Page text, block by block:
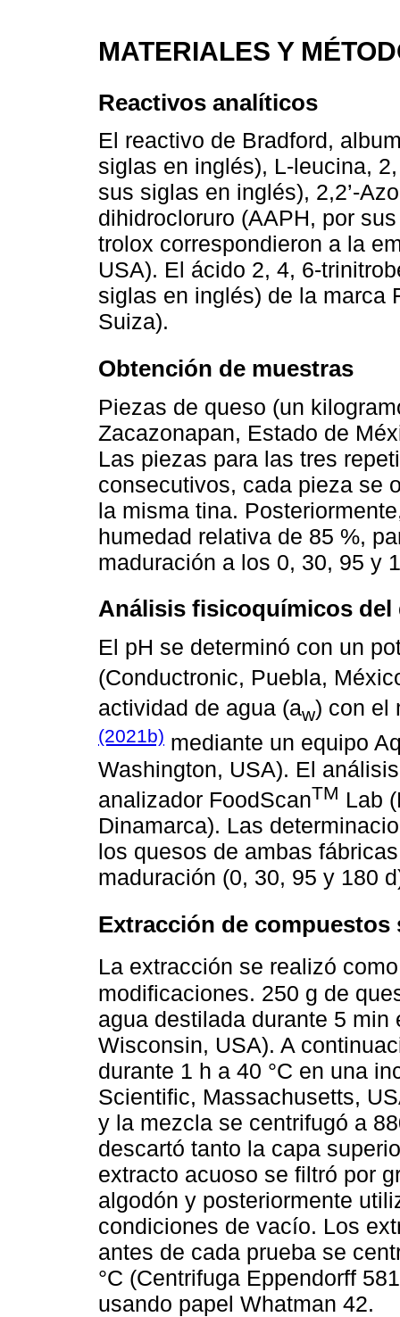
MATERIALES Y
Reactivos analíticos
El reactivo de Bradford,
siglas en inglés), L-leucina,
sus siglas en inglés), 2,2’-
dihidrocloruro (AAPH, por
trolox correspondieron a la
USA). El ácido 2, 4, 6-
siglas en inglés) de la marca
Suiza).
Obtención de muestras
Piezas de queso (un
Zacazonapan, Estado de
Las piezas para las tres
consecutivos, cada pieza se
la misma tina.
humedad relativa de 85 %,
maduración a los 0, 30, 95 y
Análisis fisicoquímicos del
El pH se determinó con un
(Conductronic, Puebla,
actividad de agua (aw) con el
(2021b) mediante un equipo
Washington, USA). El
analizador FoodScanTM Lab
Dinamarca). Las
los quesos de ambas
maduración (0, 30, 95 y 180
Extracción de compuestos
La extracción se realizó
modificaciones. 250 g de
agua destilada durante 5
Wisconsin, USA). A
durante 1 h a 40 °C en una
Scientific, Massachusetts,
y la mezcla se centrifugó a
descartó tanto la capa
extracto acuoso se filtró por
algodón y posteriormente
condiciones de vacío. Los
antes de cada prueba se
°C (Centrifuga Eppendorff
usando papel Whatman 42.